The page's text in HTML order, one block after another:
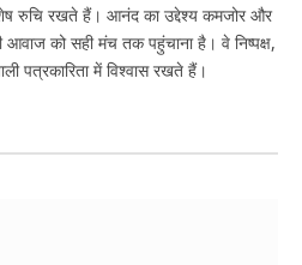
रुचि रखते हैं। आनंद का उद्देश्य कमजोर और
को सही मंच तक पहुंचाना है। वे निष्पक्ष,
पत्रकारिता में विश्वास रखते हैं।